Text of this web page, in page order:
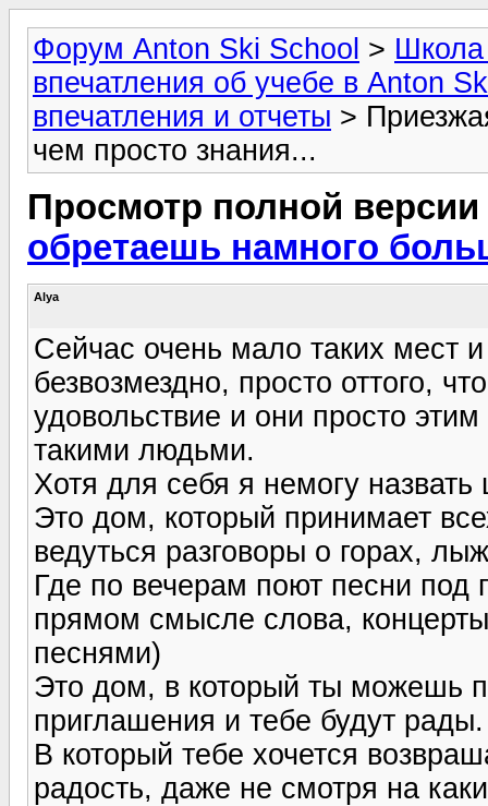
Форум Anton Ski School > Школа
впечатления об учебе в Anton
впечатления и отчеты >
чем просто знания...
Просмотр полной
обретаешь намного
Alya
Сейчас очень мало таких мест
безвозмездно, просто оттого,
удовольствие и они просто
такими людьми.
Хотя для себя я немогу
Это дом, который принимает
ведуться разговоры о горах,
Где по вечерам поют песни под
прямом смысле слова,
песнями)
Это дом, в который ты можешь
приглашения и тебе будут рады.
В который тебе хочется
радость, даже не смотря на